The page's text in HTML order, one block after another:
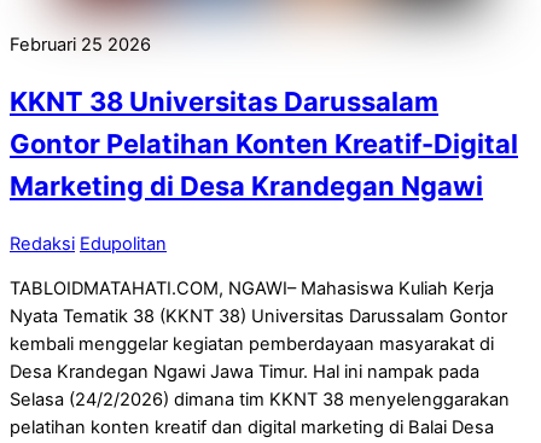
Februari 25 2026
KKNT 38 Universitas Darussalam
Gontor Pelatihan Konten Kreatif-Digital
Marketing di Desa Krandegan Ngawi
Redaksi Edupolitan
TABLOIDMATAHATI.COM, NGAWI– Mahasiswa Kuliah Kerja
Nyata Tematik 38 (KKNT 38) Universitas Darussalam Gontor
kembali menggelar kegiatan pemberdayaan masyarakat di
Desa Krandegan Ngawi Jawa Timur. Hal ini nampak pada
Selasa (24/2/2026) dimana tim KKNT 38 menyelenggarakan
pelatihan konten kreatif dan digital marketing di Balai Desa